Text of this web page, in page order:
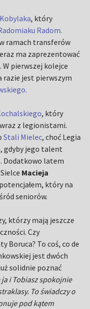
, który
Radom.
ramach transferów
ma zaprezentować
pierwszej kolejce
razie jest pierwszym
, który
z legionistami.
Stali Mielec, choć Legia
gdyby jego talent
Dodatkowo latem
Macieja
który na
seniorów.
którzy mają jeszcze
Czy
Boruca? To coś, co de
jest dwóch
solidnie poznać
i Tobiasz spokojnie
To świadczy o
pod kątem